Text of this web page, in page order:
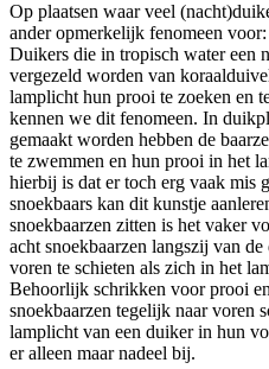
Op plaatsen waar veel
ander opmerkelijk fenomeen
Duikers die in tropisch water een
vergezeld worden van
lamplicht hun prooi te zoeken en
kennen we dit fenomeen. In
gemaakt worden hebben de
te zwemmen en hun prooi in het
hierbij is dat er toch erg vaak mis
snoekbaars kan dit kunstje
snoekbaarzen zitten is het vaker
acht snoekbaarzen langszij van
voren te schieten als zich in het
Behoorlijk schrikken voor prooi
snoekbaarzen tegelijk naar voren
lamplicht van een duiker in hun
er alleen maar nadeel bij.